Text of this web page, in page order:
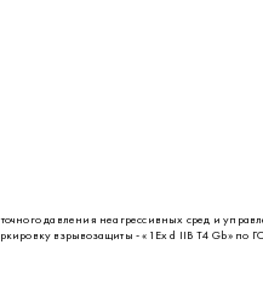
давления неагрессивных сред и
взрывозащиты - «1Ех d IIВ Т4 Gb» по